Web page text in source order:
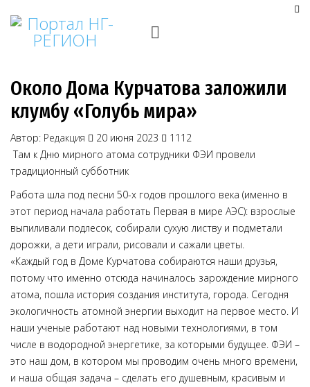
Около Дома Курчатова заложили
клумбу «Голубь мира»
Автор: Редакция 20 июня 2023
1112
Там к Дню мирного атома сотрудники ФЭИ провели
традиционный субботник
Работа шла под песни 50-х годов прошлого века (именно в
этот период начала работать Первая в мире АЭС): взрослые
выпиливали подлесок, собирали сухую листву и подметали
дорожки, а дети играли, рисовали и сажали цветы.
«Каждый год в Доме Курчатова собираются наши друзья,
потому что именно отсюда начиналось зарождение мирного
атома, пошла история создания института, города. Сегодня
экологичность атомной энергии выходит на первое место. И
наши ученые работают над новыми технологиями, в том
числе в водородной энергетике, за которыми будущее. ФЭИ –
это наш дом, в котором мы проводим очень много времени,
и наша общая задача – сделать его душевным, красивым и